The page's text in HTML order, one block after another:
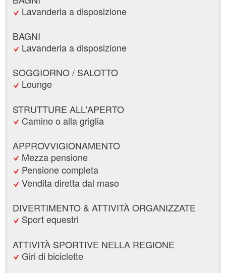
Lavanderia a disposizione
BAGNI
Lavanderia a disposizione
SOGGIORNO / SALOTTO
Lounge
STRUTTURE ALL'APERTO
Camino o alla griglia
APPROVVIGIONAMENTO
Mezza pensione
Pensione completa
Vendita diretta dal maso
DIVERTIMENTO & ATTIVITÀ ORGANIZZATE
Sport equestri
ATTIVITÀ SPORTIVE NELLA REGIONE
Giri di biciclette